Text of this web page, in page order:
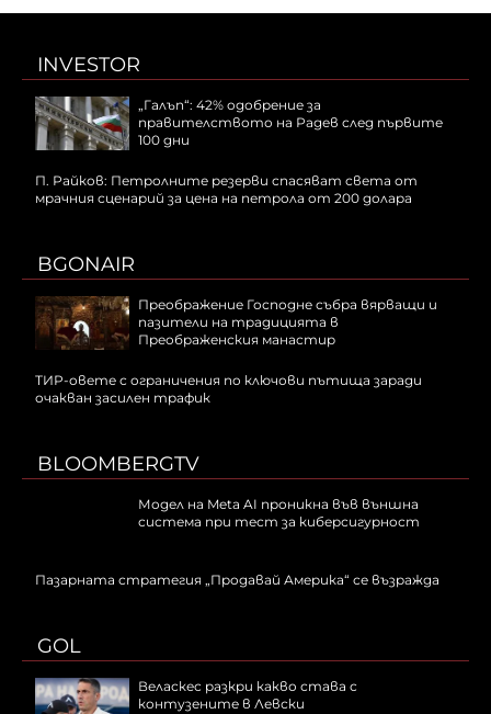
INVESTOR
„Галъп“: 42% одобрение за
правителството на Радев след първите
100 дни
П. Райков: Петролните резерви спасяват света от
мрачния сценарий за цена на петрола от 200 долара
BGONAIR
Преображение Господне събра вярващи и
пазители на традицията в
Преображенския манастир
ТИР-овете с ограничения по ключови пътища заради
очакван засилен трафик
BLOOMBERGTV
Модел на Meta AI проникна във външна
система при тест за киберсигурност
Пазарната стратегия „Продавай Америка“ се възражда
GOL
Веласкес разкри какво става с
контузените в Левски